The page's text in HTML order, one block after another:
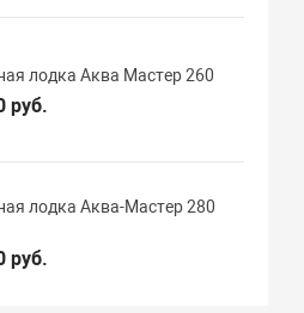
лодка Аква Мастер 260
руб.
лодка Аква-Мастер 280
руб.